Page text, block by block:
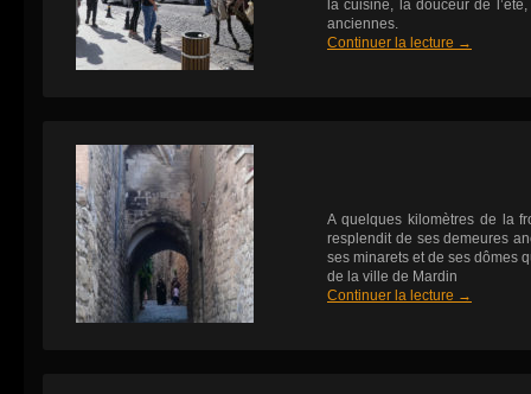
la cuisine, la douceur de
anciennes.
Continuer la lecture →
A quelques kilomètres de la
resplendit de ses demeures
ses minarets et de ses dômes
de la ville de Mardin
Continuer la lecture →